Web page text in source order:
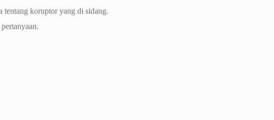
tentang koruptor yang di sidang.